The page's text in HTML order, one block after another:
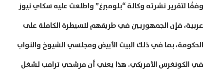
وفقًا لتقرير نشرته وكالة “بلومبرغ” واطلعت عليه سكاي نيوز
عربية، فإن الجمهوريين في طريقهم للسيطرة الكاملة على
الحكومة، بما في ذلك البيت الأبيض ومجلسي الشيوخ والنواب
في الكونغرس الأمريكي. هذا يعني أن مرشحي ترامب لشغل